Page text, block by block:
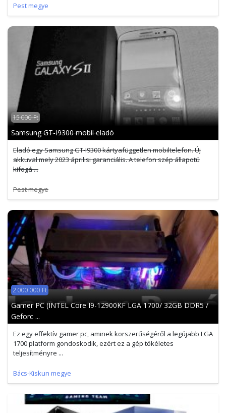
Pest megye
15 000 Ft
Samsung GT-I9300 mobil eladó
Eladó egy Samsung GT-I9300 kártyafüggetlen mobiltelefon. Új
akkuval mely 2023 áprilisi garanciális. A telefon szép állapotú
kifogá ...
Pest megye
2 000 000 Ft
Gamer PC (INTEL Core I9-12900KF LGA 1700/ 32GB DDR5 /
Geforc ...
Ez egy effektív gamer pc, aminek korszerűségéről a legújabb LGA
1700 platform gondoskodik, ezért ez a gép tökéletes
teljesítményre ...
Bács-Kiskun megye